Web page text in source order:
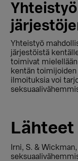
Yhteistyö
järjestöistä
toimivat
kentän
ilmoituksia voi
Lähteet
Irni, S. &